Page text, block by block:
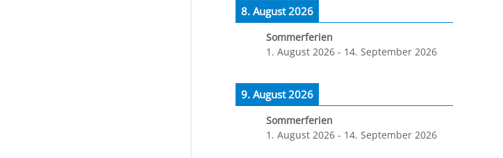
8. August 2026
Sommerferien
1. August 2026- 14. September 2026
9. August 2026
Sommerferien
1. August 2026- 14. September 2026